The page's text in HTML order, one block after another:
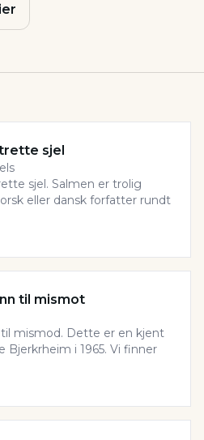
sjel
sjel. Salmen er trolig
eller dansk forfatter rundt
til mismot
mismod. Dette er en kjent
Bjerkrheim i 1965. Vi finner